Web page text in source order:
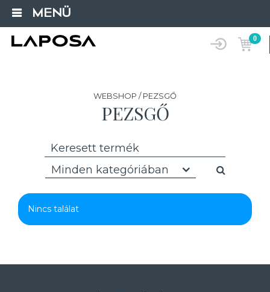
MENÜ
0
WEBSHOP / PEZSGŐ
PEZSGŐ
Minden kategóriában
Nincs találat